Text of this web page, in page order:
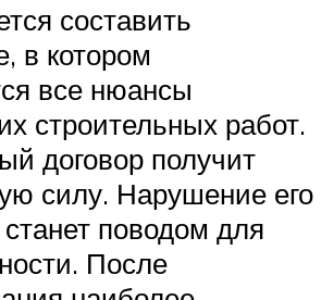
составить
в котором
все нюансы
строительных работ.
договор получит
силу. Нарушение его
поводом для
После